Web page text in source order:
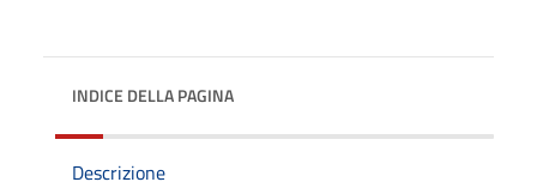
INDICE DELLA PAGINA
Descrizione